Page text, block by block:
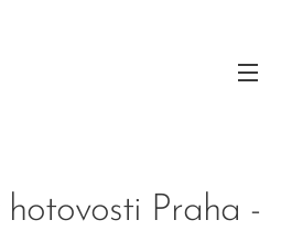
Praha -